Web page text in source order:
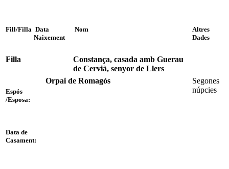
Fill/Filla Data
Naixement
Nom
Altres
Dades
Filla
Constança, casada amb Guerau
de Cervià, senyor de Llers
Espós
/Esposa:
Orpai de Romagós
Segones
núpcies
Data de
Casament: